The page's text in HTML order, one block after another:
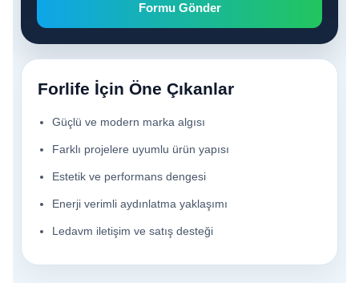
Formu Gönder
Forlife İçin Öne Çıkanlar
Güçlü ve modern marka algısı
Farklı projelere uyumlu ürün yapısı
Estetik ve performans dengesi
Enerji verimli aydınlatma yaklaşımı
Ledavm iletişim ve satış desteği